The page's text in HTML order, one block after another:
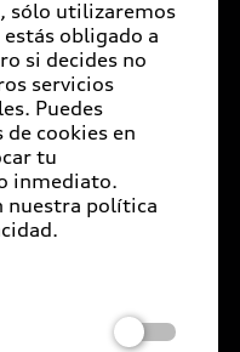
reservados.
de Cookies
de México, S.A. de
sólo utilizaremos
obligado a
si decides no
servicios
Puedes
cookies en
tu
inmediato.
nuestra política